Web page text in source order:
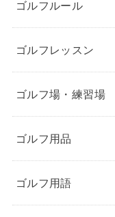
ゴルフルール
ゴルフレッスン
ゴルフ場・練習場
ゴルフ用品
ゴルフ用語